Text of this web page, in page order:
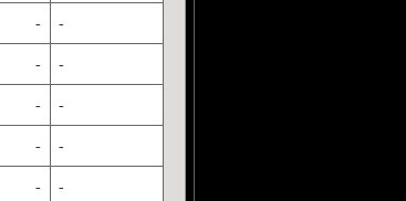
- -
- -
- -
- -
- -